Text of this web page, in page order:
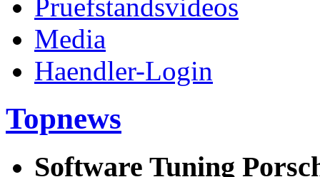
Pruefstandsvideos
Media
Haendler-Login
Topnews
Software Tuning